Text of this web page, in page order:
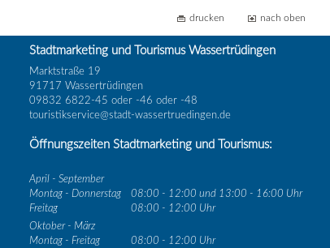
drucken nach oben
Stadtmarketing und Tourismus Wassertrüdingen
Marktstraße 19
91717 Wassertrüdingen
09832 6822-45 oder -46 oder -48
touristikservice@stadt-wassertruedingen.de
Öffnungszeiten Stadtmarketing und Tourismus:
April - September
Montag - Donnerstag
08:00 - 12:00 und 13:00 - 16:00 Uhr
Freitag
08:00 - 12:00 Uhr
Oktober - März
Montag - Freitag
08:00 - 12:00 Uhr